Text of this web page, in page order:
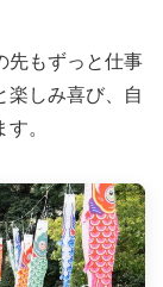
先もずっと仕事
楽しみ喜び、自
。